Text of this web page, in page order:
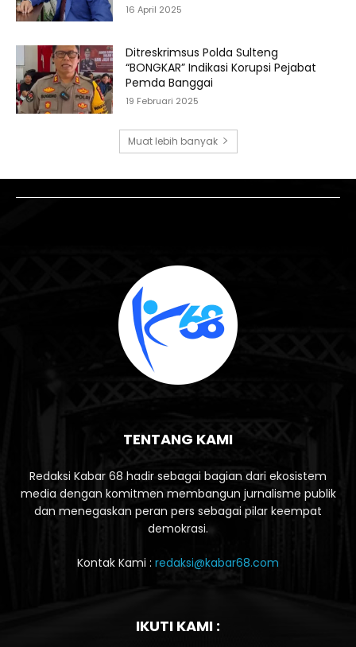
16 April 2025
Ditreskrimsus Polda Sulteng
“BONGKAR” Indikasi Korupsi Pejabat
Pemda Banggai
19 Februari 2025
Muat lebih banyak
TENTANG KAMI
Redaksi Kabar 68 hadir sebagai bagian dari ekosistem
media dengan komitmen membangun jurnalisme publik
dan menegaskan peran pers sebagai pilar keempat
demokrasi.
Kontak Kami : redaksi@kabar68.com
IKUTI KAMI :